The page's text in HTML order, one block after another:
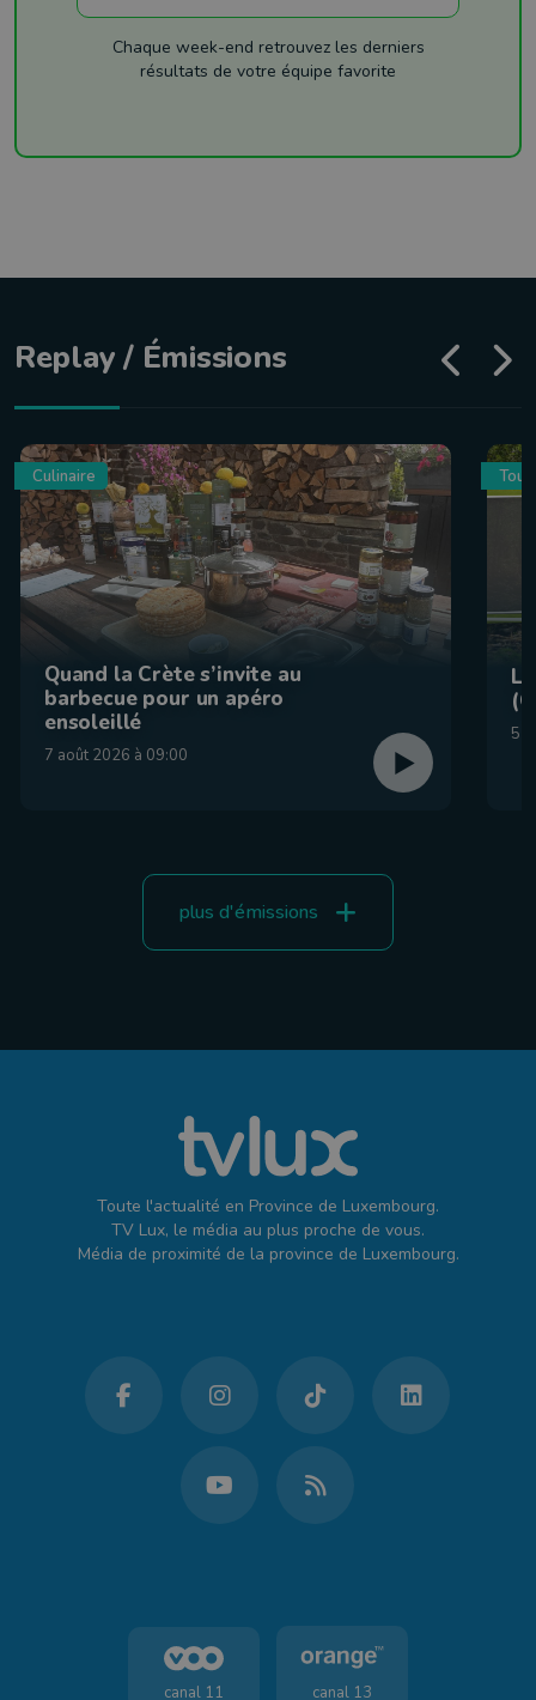
Chaque week-end retrouvez les derniers
résultats de votre équipe favorite
Replay / Émissions
Culinaire
Quand la Crète s’invite au
barbecue pour un apéro
ensoleillé
7 août 2026 à 09:00
5
plus d'émissions
Toute l'actualité en Province de Luxembourg.
TV Lux, le média au plus proche de vous.
Média de proximité de la province de Luxembourg.
canal 11 canal 13